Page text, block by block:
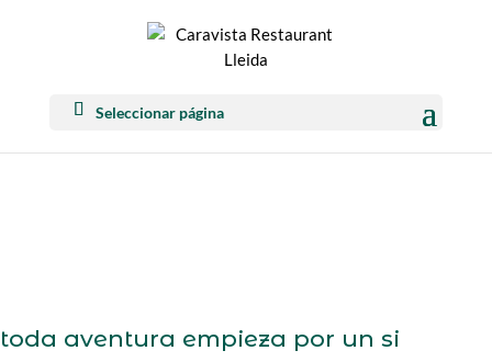
Seleccionar página
toda aventura empieza por un si